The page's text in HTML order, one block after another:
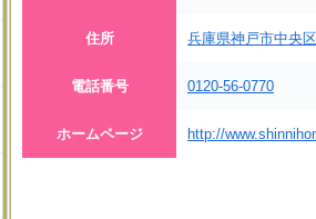
住所 兵庫県神戸市中央
電話番号 0120-56-0770
ホームページ http://